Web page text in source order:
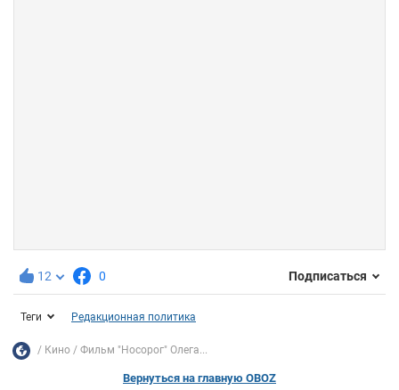
12 0 Подписаться
Теги Редакционная политика
Кино Фильм "Носорог" Олега...
Вернуться на главную OBOZ